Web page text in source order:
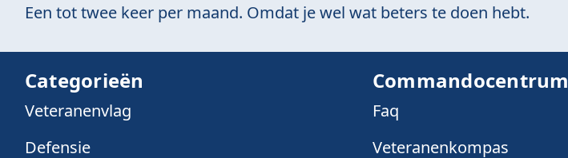
Een tot twee keer per maand. Omdat je wel wat beters te doen hebt.
Categorieën
Veteranenvlag
Defensie
Commandocentrum
Faq
Veteranenkompas